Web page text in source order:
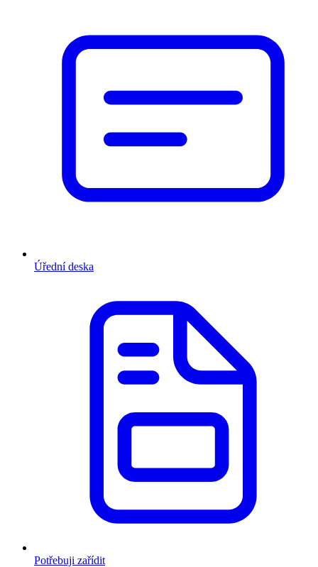
Úřední deska
Potřebuji zařídit